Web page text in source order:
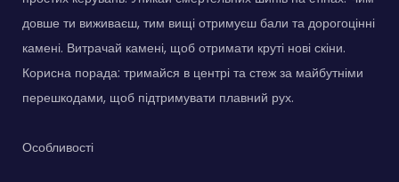
довше ти виживаєш, тим вищі отримуєш бали та дорогоцінні
камені. Витрачай камені, щоб отримати круті нові скіни.
Корисна порада: тримайся в центрі та стеж за майбутніми
перешкодами, щоб підтримувати плавний рух.
Особливості